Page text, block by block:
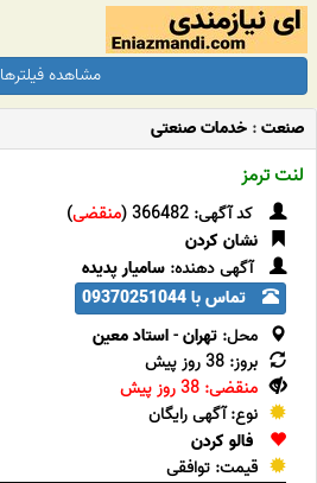
مشاهده فیلترها
صنعت: خدمات صنعتی
لنت ترمز
کد آگهی: 366482 ( منقضی)
نشان کردن
آگهی دهنده: سامیار پدیده
تماس با 09370251044
محل: تهران-استاد معین
بروز: 38 روز پیش
منقضی: 38 روز پیش
نوع: آگهی رایگان
فالو کردن
قیمت: توافقی